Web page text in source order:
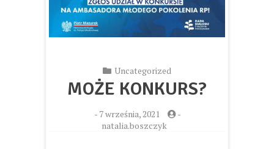
Uncategorized
MOŻE KONKURS?
- 7 września, 2021
-
natalia.boszczyk